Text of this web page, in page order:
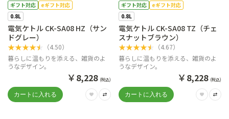
ギフト対応
eギフト対応
0.8L
電気ケトル CK-SA08 HZ（サン
ドグレー）
★★★★★ （4.50）
暮らしに温もりを添える、雑貨のよ
うなデザイン。
￥8,228 (税込)
ギフト対応
eギフト対応
0.8L
電気ケトル CK-SA08 TZ（チェ
スナットブラウン）
★★★★★ （4.67）
暮らしに温もりを添える、雑貨のよ
うなデザイン。
￥8,228 (税込)